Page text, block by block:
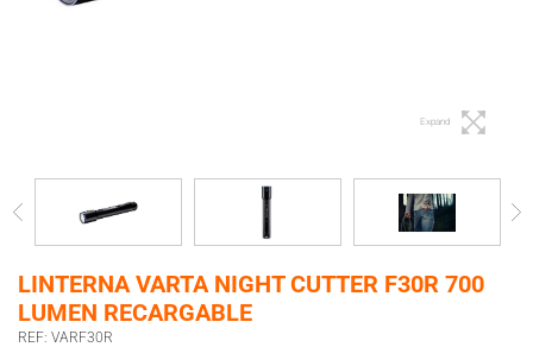
Expand
LINTERNA VARTA NIGHT CUTTER F30R 700
LUMEN RECARGABLE
REF: VARF30R